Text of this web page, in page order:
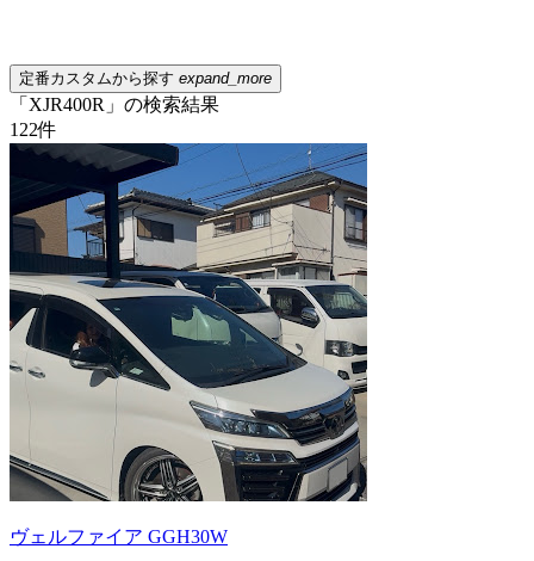
定番カスタムから探す expand_more
「XJR400R」の検索結果
122件
ヴェルファイア GGH30W